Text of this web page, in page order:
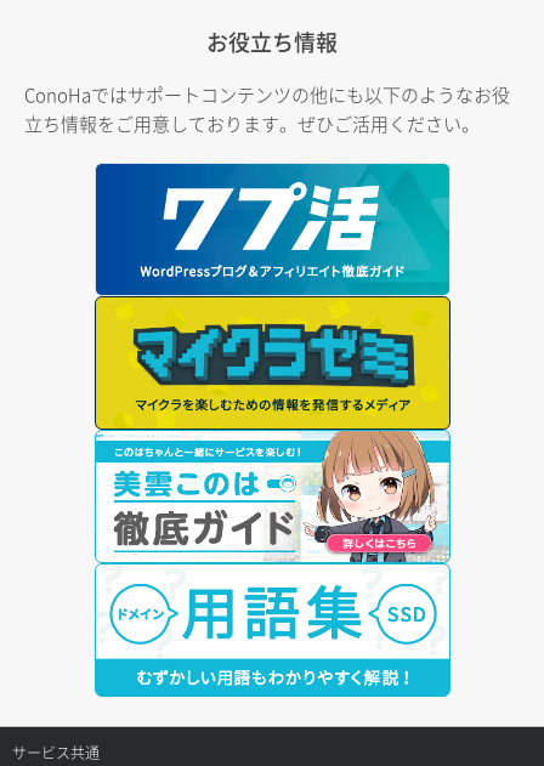
お役立ち情報
ConoHaではサポートコンテンツの他にも以下のようなお役
立ち情報をご用意しております。ぜひご活用ください。
サービス共通